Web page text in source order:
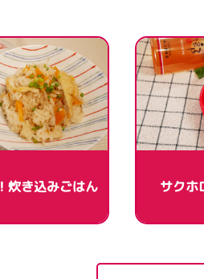
炊き込みごはん サク